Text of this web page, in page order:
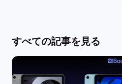
すべての記事を見る